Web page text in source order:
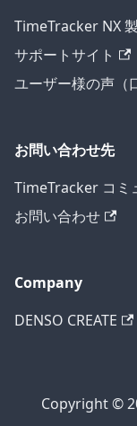
TimeTracker NX
サポートサイト
ユーザー様の声（
お問い合わせ先
TimeTracker コミ
お問い合わせ
Company
DENSO CREATE
Copyright ©